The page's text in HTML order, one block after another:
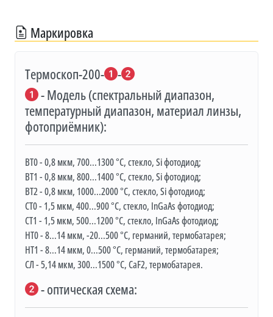
Маркировка
Термоскоп-200-
-
- Модель (спектральный диапазон,
температурный диапазон, материал линзы,
фотоприёмник):
ВТ0 - 0,8 мкм, 700...1300 °C, стекло, Si фотодиод;
ВТ1 - 0,8 мкм, 800...1400 °C, стекло, Si фотодиод;
ВТ2 - 0,8 мкм, 1000...2000 °C, стекло, Si фотодиод;
CТ0 - 1,5 мкм, 400...900 °C, стекло, InGaAs фотодиод;
СТ1 - 1,5 мкм, 500...1200 °C, стекло, InGaAs фотодиод;
НТ0 - 8...14 мкм, -20...500 °C, германий, термобатарея;
НТ1 - 8...14 мкм, 0...500 °C, германий, термобатарея;
СЛ - 5,14 мкм, 300...1500 °C, CaF2, термобатарея.
- оптическая схема: